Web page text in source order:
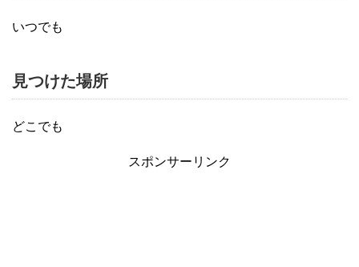
いつでも
見つけた場所
どこでも
スポンサーリンク